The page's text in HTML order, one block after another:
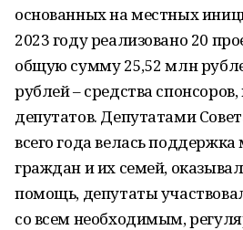
основанных на местных
2023 году реализовано 20
общую сумму 25,52 млн
рублей – средства
депутатов. Депутатами
всего года велась
граждан и их семей,
помощь, депутаты
со всем необходимым,